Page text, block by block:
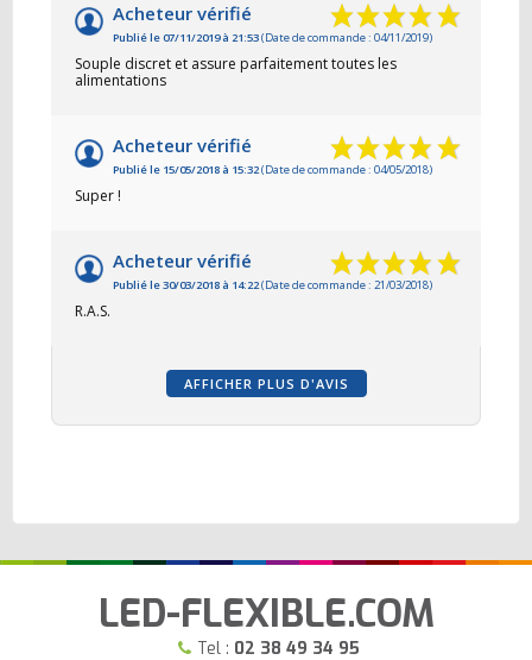
Acheteur vérifié
Publié le 07/11/2019 à 21:53(Date de commande : 04/11/2019)
Souple discret et assure parfaitement toutes les
alimentations
Acheteur vérifié
Publié le 15/05/2018 à 15:32(Date de commande : 04/05/2018)
Super !
Acheteur vérifié
Publié le 30/03/2018 à 14:22(Date de commande : 21/03/2018)
R.A.S.
AFFICHER PLUS D'AVIS
LED-FLEXIBLE.COM
Tel : 02 38 49 34 95